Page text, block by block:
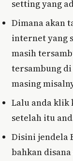
setting yang
Dimana akan
internet yang
masih
tersambung di
masing
Lalu anda klik
setelah itu
Disini jendela
bahkan